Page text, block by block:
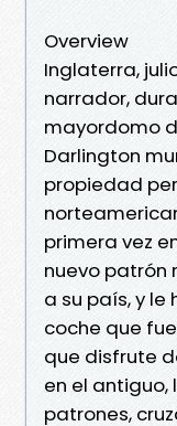
Overview
Inglaterra,
narrador,
mayordomo
Darlington
propiedad
primera vez
nuevo patrón
a su país, y
coche que
que disfrute
en el antiguo,
patrones,